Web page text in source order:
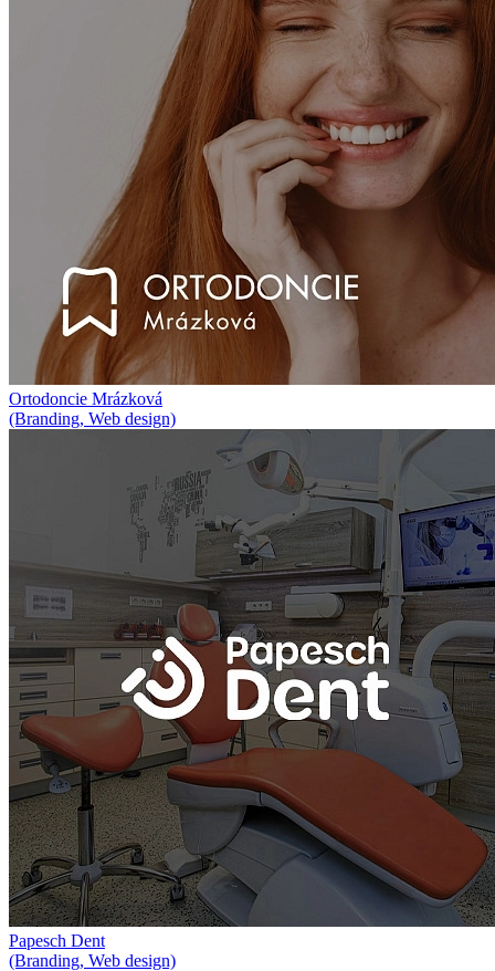
Ortodoncie Mrázková
(Branding, Web design)
Papesch Dent
(Branding, Web design)